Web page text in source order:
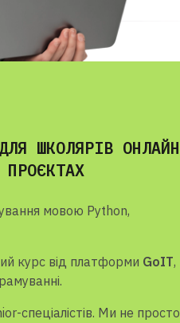
ШКОЛЯРІВ ОНЛАЙН
мовою Python,
курс від платформи GoIT,
спеціалістів. Ми не просто